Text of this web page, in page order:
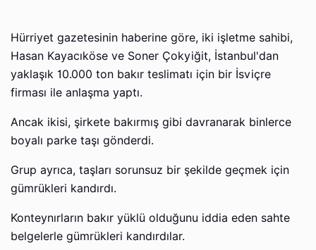
Hürriyet gazetesinin haberine göre, iki işletme sahibi,
Hasan Kayacıköse ve Soner Çokyiğit, İstanbul'dan
yaklaşık 10.000 ton bakır teslimatı için bir İsviçre
firması ile anlaşma yaptı.
Ancak ikisi, şirkete bakırmış gibi davranarak binlerce
boyalı parke taşı gönderdi.
Grup ayrıca, taşları sorunsuz bir şekilde geçmek için
gümrükleri kandırdı.
Konteynırların bakır yüklü olduğunu iddia eden sahte
belgelerle gümrükleri kandırdılar.